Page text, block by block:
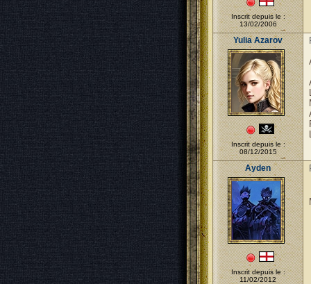
Inscrit depuis le :
13/02/2006
Yulia Azarov
Inscrit depuis le :
08/12/2015
Ayden
Inscrit depuis le :
11/02/2012